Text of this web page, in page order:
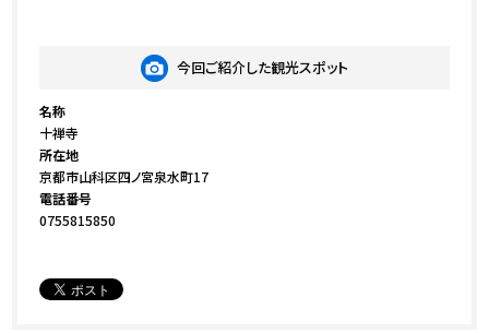
今回ご紹介した観光スポット
名称
十禅寺
所在地
京都市山科区四ノ宮泉水町17
電話番号
0755815850